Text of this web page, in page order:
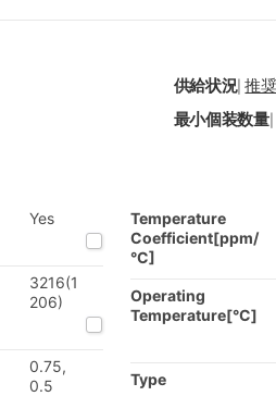
供給状況|推
最小個装数量|
Yes
3216(1
206)
0.75,
0.5
Temperature
Coefficient[ppm/
°C]
Operating
Temperature[°C]
Type